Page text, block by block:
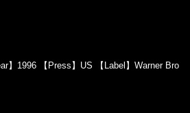
】1996 【Press】US 【Label】Warner Bro